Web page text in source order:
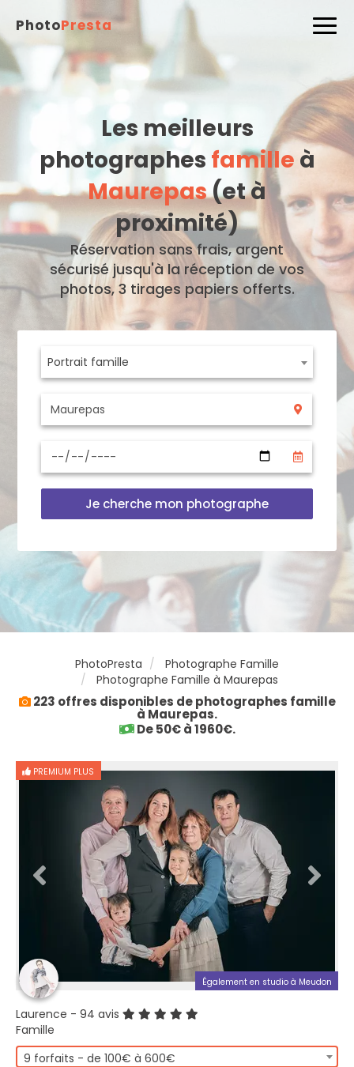
PhotoPresta
Les meilleurs
photographes famille à
Maurepas(et à
proximité)
Réservation sans frais, argent
sécurisé jusqu'à la réception de vos
photos, 3 tirages papiers offerts.
Portrait famille
Je cherche mon photographe
PhotoPresta
Photographe Famille
Photographe Famille à Maurepas
223 offres disponibles de photographes famille
à Maurepas.
De 50€ à 1960€.
PREMIUM PLUS
Également en studio à Meudon
Laurence - 94 avis
Famille
9 forfaits - de 100€ à 600€